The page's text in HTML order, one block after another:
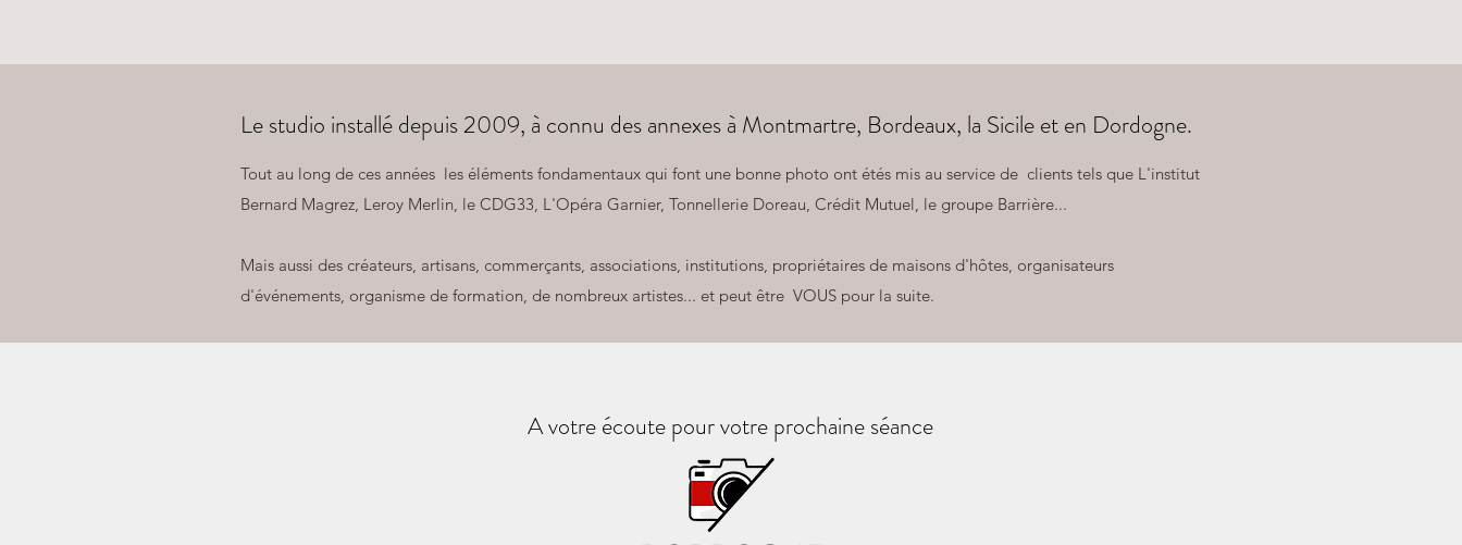
Le studio installé depuis 2009, à connu des annexes à Montmartre, Bordeaux, la Sicile et en Dordogne.
Tout au long de ces années les éléments fondamentaux qui font une bonne photo ont étés mis au service de clients tels que L'institut
Bernard Magrez, Leroy Merlin, le CDG33, L'Opéra Garnier, Tonnellerie Doreau, Crédit Mutuel, le groupe Barrière...
Mais aussi des créateurs, artisans, commerçants, associations, institutions, propriétaires de maisons d'hôtes, organisateurs
d'événements, organisme de formation, de nombreux artistes... et peut être VOUS pour la suite.
A votre écoute pour votre prochaine séance